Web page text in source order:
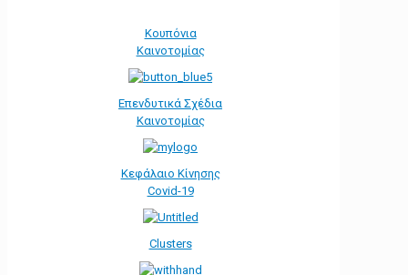
Κουπόνια
Καινοτομίας
Επενδυτικά Σχέδια
Καινοτομίας
Κεφάλαιο Κίνησης
Covid-19
Clusters